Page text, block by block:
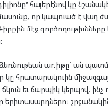
հա­յե­րէ­նով կը
որ կապ­ուած է վաղ
մէջ
առի­թը` ան
կը հրա­տա­րակ­ուին
եւ ճար­պիկ կեր­պով,